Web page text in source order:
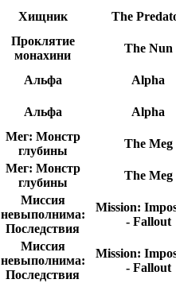
Хищник
The
Проклятие
монахини
The Nun
Альфа
Alpha
Альфа
Alpha
Мег: Монстр
глубины
The Meg
Мег: Монстр
глубины
The Meg
Миссия
невыполнима:
Последствия
Mission:
- Fallout
Миссия
невыполнима:
Последствия
Mission:
- Fallout